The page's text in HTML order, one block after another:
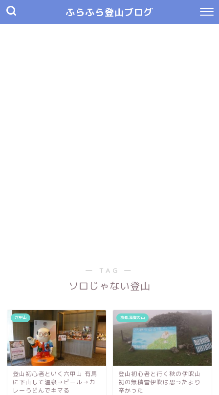
ふらふら登山ブログ
― TAG ―
ソロじゃない登山
六甲山
登山初心者といく六甲山 有馬
に下山して温泉→ビール→カ
レーうどんでキマる
京都,滋賀の山
登山初心者と行く秋の伊吹山
初の無積雪伊吹は思ったより
辛かった